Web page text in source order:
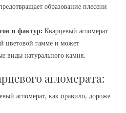
образование плесени
и фактур: Кварцевый агломерат
цветовой гамме и может
виды натурального камня.
агломерата:
агломерат, как правило, дороже